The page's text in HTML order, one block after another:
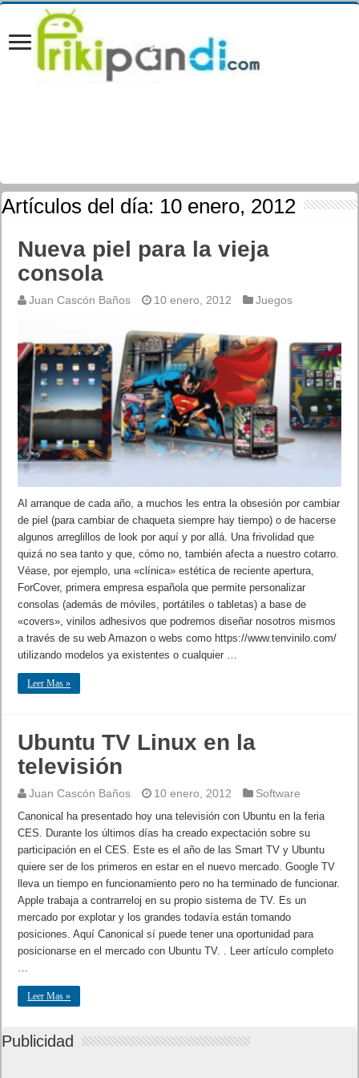
Artículos del día: 10 enero, 2012
Nueva piel para la vieja
consola
Juan Cascón Baños 10 enero, 2012 Juegos
Al arranque de cada año, a muchos les entra la obsesión por cambiar
de piel (para cambiar de chaqueta siempre hay tiempo) o de hacerse
algunos arreglillos de look por aquí y por allá. Una frivolidad que
quizá no sea tanto y que, cómo no, también afecta a nuestro cotarro.
Véase, por ejemplo, una «clínica» estética de reciente apertura,
ForCover, primera empresa española que permite personalizar
consolas (además de móviles, portátiles o tabletas) a base de
«covers», vinilos adhesivos que podremos diseñar nosotros mismos
a través de su web Amazon o webs como https://www.tenvinilo.com/
utilizando modelos ya existentes o cualquier …
Leer Mas »
Ubuntu TV Linux en la
televisión
Juan Cascón Baños 10 enero, 2012 Software
Canonical ha presentado hoy una televisión con Ubuntu en la feria
CES. Durante los últimos días ha creado expectación sobre su
participación en el CES. Este es el año de las Smart TV y Ubuntu
quiere ser de los primeros en estar en el nuevo mercado. Google TV
lleva un tiempo en funcionamiento pero no ha terminado de funcionar.
Apple trabaja a contrarreloj en su propio sistema de TV. Es un
mercado por explotar y los grandes todavía están tomando
posiciones. Aquí Canonical sí puede tener una oportunidad para
posicionarse en el mercado con Ubuntu TV. . Leer artículo completo
Leer Mas »
Publicidad